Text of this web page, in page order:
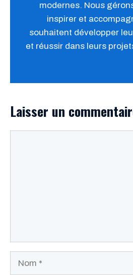
modernes. Nous
inspirer et
souhaitent développer
et réussir dans leurs
Laisser un